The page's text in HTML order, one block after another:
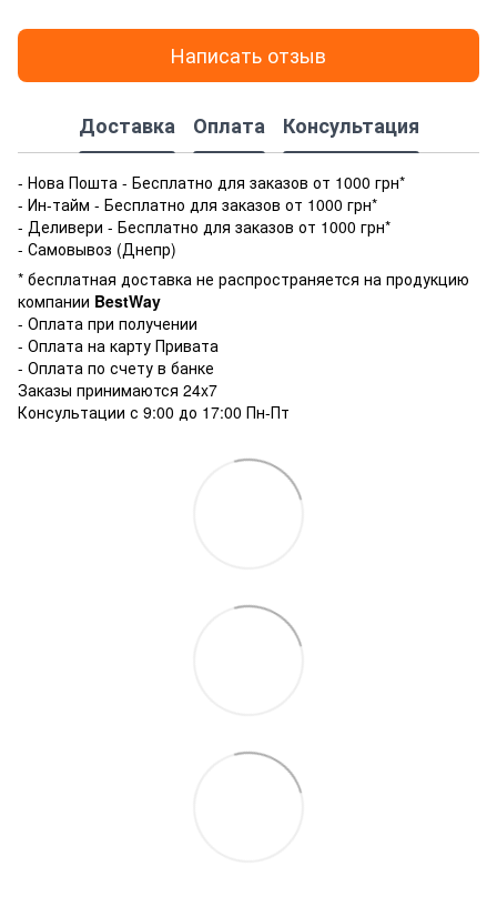
Написать отзыв
Доставка Оплата Консультация
- Нова Пошта - Бесплатно для заказов от 1000 грн*
- Ин-тайм - Бесплатно для заказов от 1000 грн*
- Деливери - Бесплатно для заказов от 1000 грн*
- Самовывоз (Днепр)
* бесплатная доставка не распространяется на продукцию
компании BestWay
- Оплата при получении
- Оплата на карту Привата
- Оплата по счету в банке
Заказы принимаются 24x7
Консультации с 9:00 до 17:00 Пн-Пт